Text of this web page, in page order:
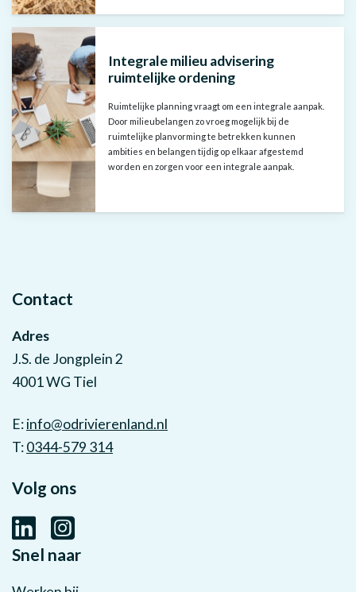
Integrale milieu advisering
ruimtelijke ordening
Ruimtelijke planning vraagt om een integrale aanpak.
Door milieubelangen zo vroeg mogelijk bij de
ruimtelijke planvorming te betrekken kunnen
ambities en belangen tijdig op elkaar afgestemd
worden en zorgen voor een integrale aanpak.
Contact
Adres
J.S. de Jongplein 2
4001 WG Tiel
E:info@odrivierenland.nl
T:0344-579 314
Volg ons
Snel naar